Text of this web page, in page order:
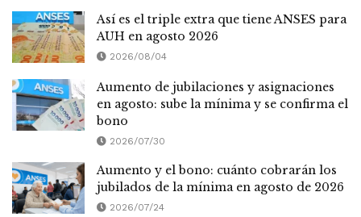
Así es el triple extra que tiene ANSES para
AUH en agosto 2026
2026/08/04
Aumento de jubilaciones y asignaciones
en agosto: sube la mínima y se confirma el
bono
2026/07/30
Aumento y el bono: cuánto cobrarán los
jubilados de la mínima en agosto de 2026
2026/07/24